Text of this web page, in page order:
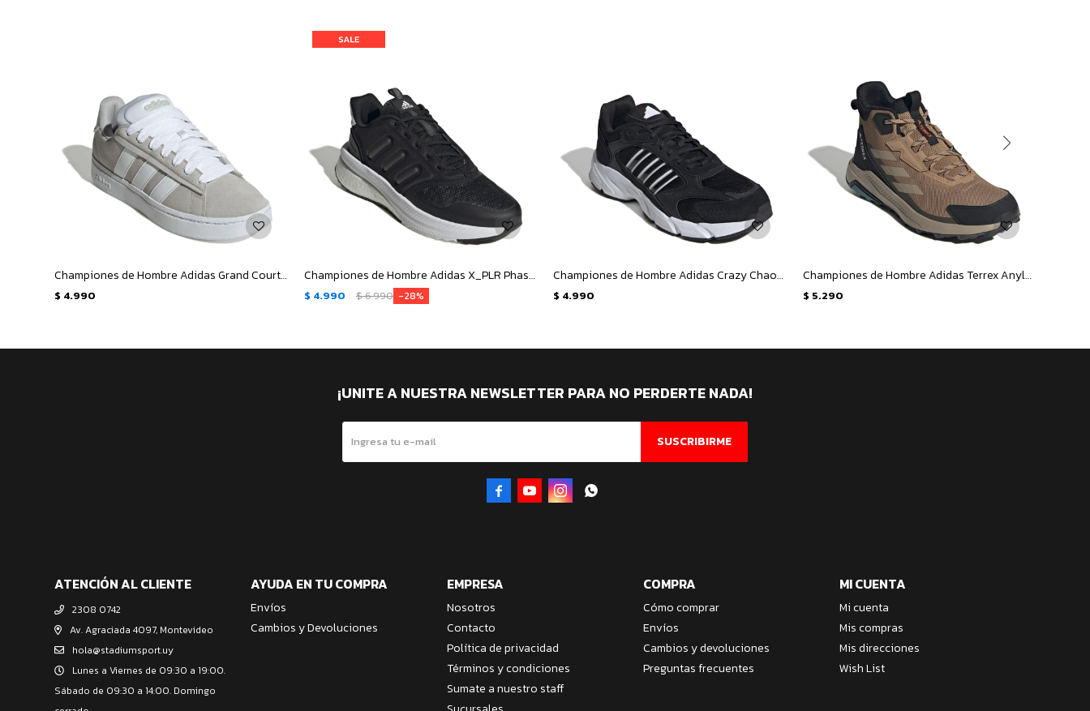
Championes de Hombre Adidas Grand Court Alpha - Gris - Blanco
$ 4.990
Championes de Hombre Adidas X_PLR Phase - Negro - Blanco
$ 4.990 $6.990 28
Championes de Hombre Adidas Crazy Chaos 2000 - Negro - Blanco
$ 4.990
Championes de Hombre Adidas Terrex Anylander Mid - Marrón
$ 5.290
ATENCIÓN AL CLIENTE
2308 0742
Av. Agraciada 4097, Montevideo
hola@stadiumsport.uy
Lunes a Viernes de 09:30 a 19:00.
Sábado de 09:30 a 14:00. Domingo
AYUDA EN TU COMPRA
Envíos
Cambios y Devoluciones
EMPRESA
Nosotros
Contacto
Política de privacidad
Términos y condiciones
Sumate a nuestro staff
COMPRA
Cómo comprar
Envíos
Cambios y devoluciones
Preguntas frecuentes
MI CUENTA
Mi cuenta
Mis compras
Mis direcciones
Wish List
¡UNITE A NUESTRA NEWSLETTER PARA NO PERDERTE NADA!
SUSCRIBIRME
   